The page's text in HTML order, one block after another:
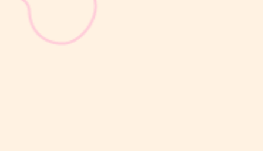
Masa nifas adalah periode pemulihan tubuh setelah melahirkan
yang dimulai sejak bayi lahir hingga organ reproduksi kembali